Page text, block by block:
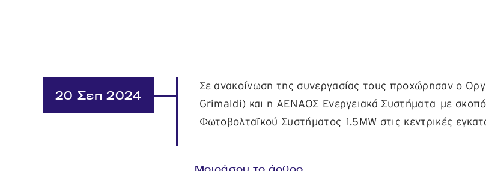
20 Σεπ 2024
Σε ανακοίνωση της συνεργασίας τους προχώρησαν ο
Grimaldi) και η ΑΕΝΑΟΣ Ενεργειακά Συστήματα με σκοπό
Φωτοβολταϊκού Συστήματος 1.5MW στις κεντρικές
Μοιράσου το άρθρο